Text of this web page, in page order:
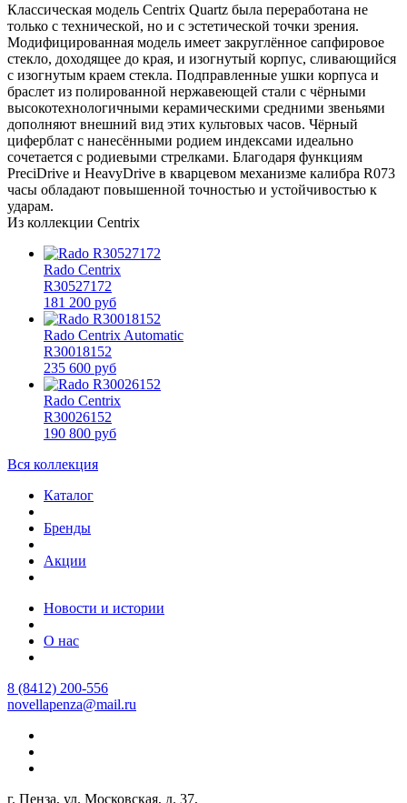
Классическая модель Centrix Quartz была переработана не
только с технической, но и с эстетической точки зрения.
Модифицированная модель имеет закруглённое сапфировое
стекло, доходящее до края, и изогнутый корпус, сливающийся
с изогнутым краем стекла. Подправленные ушки корпуса и
браслет из полированной нержавеющей стали с чёрными
высокотехнологичными керамическими средними звеньями
дополняют внешний вид этих культовых часов. Чёрный
циферблат с нанесёнными родием индексами идеально
сочетается с родиевыми стрелками. Благодаря функциям
PreciDrive и HeavyDrive в кварцевом механизме калибра R073
часы обладают повышенной точностью и устойчивостью к
ударам.
Из коллекции Centrix
Rado Centrix
R30527172
181 200 руб
Rado Centrix Automatic
R30018152
235 600 руб
Rado Centrix
R30026152
190 800 руб
Вся коллекция
Каталог
Бренды
Акции
Новости и истории
О нас
8 (8412) 200-556
novellapenza@mail.ru
г. Пенза, ул. Московская, д. 37,